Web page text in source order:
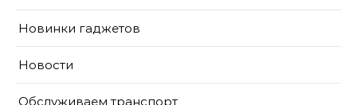
Новинки гаджетов
Новости
Обслуживаем транспорт